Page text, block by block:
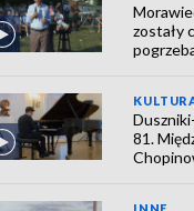
zostały
81.